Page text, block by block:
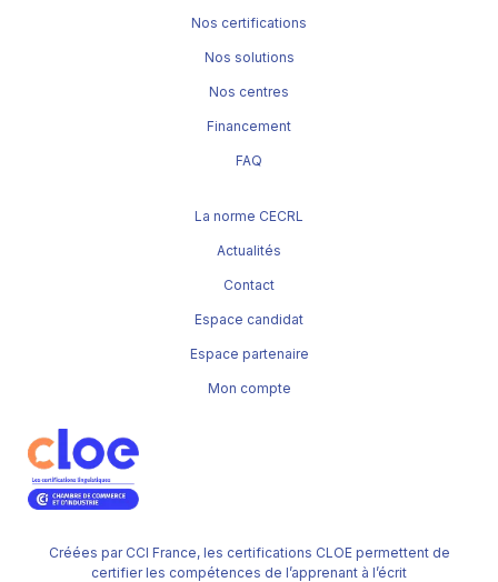
Créées par CCI France, les certifications CLOE permettent de
certifier les compétences de l’apprenant à l’écrit
Nos certifications
Nos solutions
Nos centres
Financement
FAQ
La norme CECRL
Actualités
Contact
Espace candidat
Espace partenaire
Mon compte